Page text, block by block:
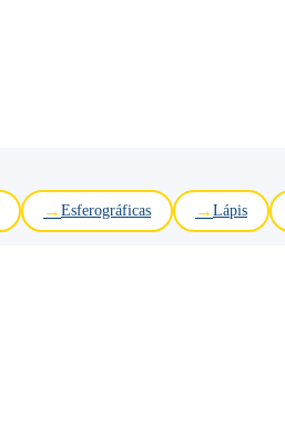
Esferográficas Lápis